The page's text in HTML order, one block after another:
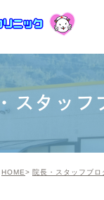
スタッフ
HOME 院長・スタッフブロ